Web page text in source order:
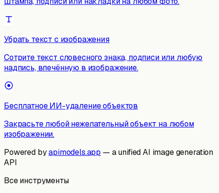
Убрать текст с изображения
Сотрите текст словесного знака, подписи или любую
надпись, впечённую в изображение.
Бесплатное ИИ-удаление объектов
Закрасьте любой нежелательный объект на любом
изображении.
Powered byapimodels.app — a unified AI image generation
API
Все инструменты